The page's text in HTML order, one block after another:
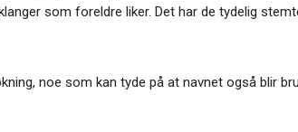
som foreldre liker. Det har de tydelig
noe som kan tyde på at navnet også blir